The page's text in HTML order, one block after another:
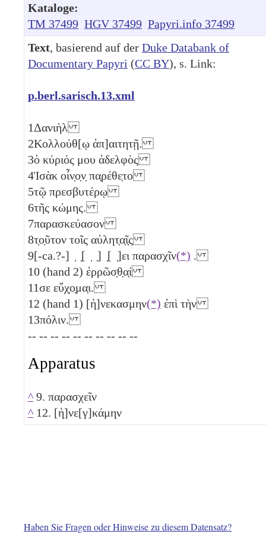
Kataloge:
TM 37499 HGV 37499 Papyri.info 37499
Text, basierend auf der Duke Databank of
Documentary Papyri (CC BY), s. Link:
p.berl.sarisch.13.xml
1Δανιὴλ
2Κολλούθ[ῳ ἀπ]αιτητῇ.
3ὁ κύριός μου ἀδελφὸς
4Ἰσὰκ οἶν̣ο̣ν̣ πα̣ρέθε̣το
5τῷ πρεσβυτέρῳ
6τῆς κώμης.
7παρασκεύασον
8τ̣ο̣ῦτον τοῖς αὐλητ̣α̣ῖ̣ς
9[-ca.?-] ̣ ̣[ ̣ ̣] ̣[ ̣]ει παρασχῖν(*) .
10 (hand 2) ἐρρῶσ̣θ̣α̣ί
11σε εὔχ̣ο̣μα̣ι.
12 (hand 1) [ἠ]νεκασμην(*) ἐπὶ τὴν
13πόλιν.
-- -- -- -- -- -- -- -- -- --
Apparatus
^ 9. παρασχεῖν
^ 12. [ἠ]νε[γ]κάμην
Haben Sie Fragen oder Hinweise zu diesem Datensatz?